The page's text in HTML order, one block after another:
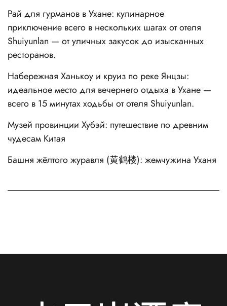
Рай для гурманов в Ухане: кулинарное
приключение всего в нескольких шагах от отеля
Shuiyunlan — от уличных закусок до изысканных
ресторанов.
Набережная Ханькоу и круиз по реке Янцзы:
идеальное место для вечернего отдыха в Ухане —
всего в 15 минутах ходьбы от отеля Shuiyunlan.
Музей провинции Хубэй: путешествие по древним
чудесам Китая
Башня жёлтого журавля (黄鹤楼): жемчужина Уханя